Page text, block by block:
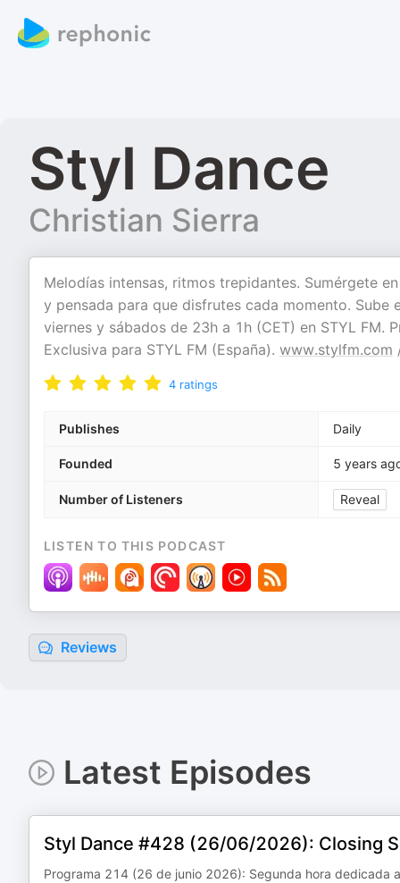
Styl Dance
Christian Sierra
Melodías intensas, ritmos trepidantes. Sumérgete
y pensada para que disfrutes cada momento.
viernes y sábados de 23h a 1h (CET) en STYL FM.
Exclusiva para STYL FM (España). www.stylfm.com
4 ratings
Publishes Daily
Founded 5 years
Number of Listeners Reveal
LISTEN TO THIS PODCAST
Reviews
Latest Episodes
Styl Dance #428 (26/06/2026): Closing
Programa 214 (26 de junio 2026): Segunda hora dedicada